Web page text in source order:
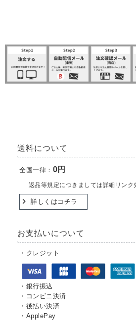
送料について
全国一律： 0円
返品等規定につきましては詳細リンク
詳しくはコチラ
お支払いについて
・クレジット
・銀行振込
・コンビニ決済
・後払い決済
・ApplePay